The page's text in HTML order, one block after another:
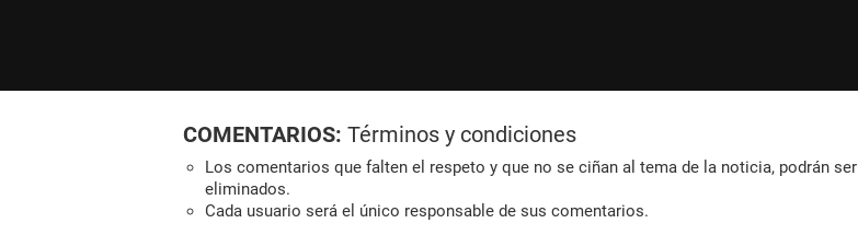
COMENTARIOS: Términos y condiciones
Los comentarios que falten el respeto y que no se ciñan al tema de la noticia, podrán ser
eliminados.
Cada usuario será el único responsable de sus comentarios.